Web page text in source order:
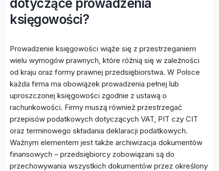
dotyczące prowadzenia
księgowości?
Prowadzenie księgowości wiąże się z przestrzeganiem
wielu wymogów prawnych, które różnią się w zależności
od kraju oraz formy prawnej przedsiębiorstwa. W Polsce
każda firma ma obowiązek prowadzenia pełnej lub
uproszczonej księgowości zgodnie z ustawą o
rachunkowości. Firmy muszą również przestrzegać
przepisów podatkowych dotyczących VAT, PIT czy CIT
oraz terminowego składania deklaracji podatkowych.
Ważnym elementem jest także archiwizacja dokumentów
finansowych – przedsiębiorcy zobowiązani są do
przechowywania wszystkich dokumentów przez określony